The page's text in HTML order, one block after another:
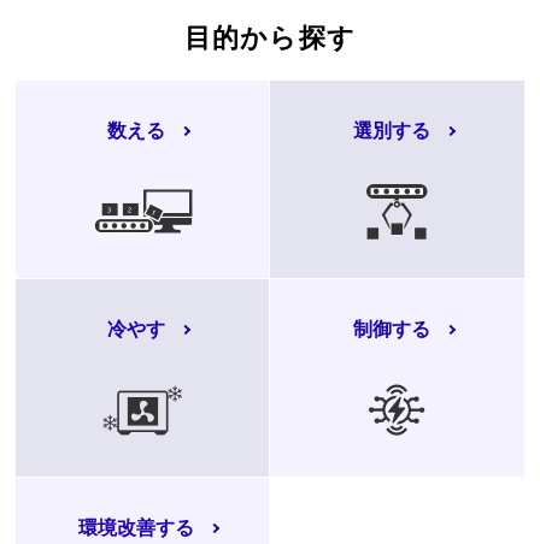
目的から探す
数える 選別する
冷やす 制御する
環境改善する